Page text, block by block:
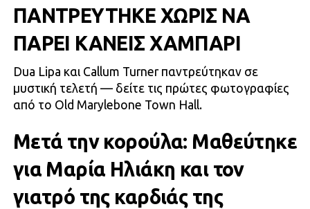
ΠΑΝΤΡΕΥΤΗΚΕ ΧΩΡΙΣ ΝΑ
ΠΑΡΕΙ ΚΑΝΕΙΣ ΧΑΜΠΑΡΙ
Dua Lipa και Callum Turner παντρεύτηκαν σε
μυστική τελετή — δείτε τις πρώτες φωτογραφίες
από το Old Marylebone Town Hall.
Μετά την κορούλα: Μαθεύτηκε
για Μαρία Ηλιάκη και τον
γιατρό της καρδιάς της